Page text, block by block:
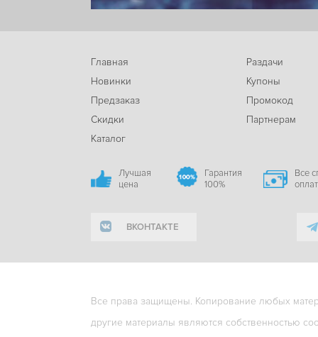
Главная
Новинки
Предзаказ
Скидки
Каталог
Раздачи
Купоны
Промокод
Партнерам
Лучшая
цена
Гарантия
100%
Все
ВКОНТАКТЕ
Все права защищены. Копирование любых
другие материалы являются собственностью